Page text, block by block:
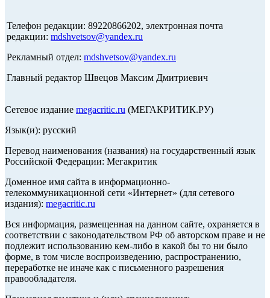
Телефон редакции: 89220866202, электронная почта
редакции: mdshvetsov@yandex.ru
Рекламный отдел: mdshvetsov@yandex.ru
Главный редактор Швецов Максим Дмитриевич
Сетевое издание megacritic.ru (МЕГАКРИТИК.РУ)
Язык(и): русский
Перевод наименования (названия) на государственный язык
Российской Федерации: Мегакритик
Доменное имя сайта в информационно-
телекоммуникационной сети «Интернет» (для сетевого
издания): megacritic.ru
Вся информация, размещенная на данном сайте, охраняется в
соответствии с законодательством РФ об авторском праве и не
подлежит использованию кем-либо в какой бы то ни было
форме, в том числе воспроизведению, распространению,
переработке не иначе как с письменного разрешения
правообладателя.